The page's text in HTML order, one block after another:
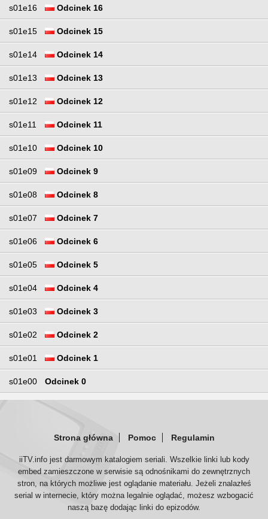
s01e16 Odcinek 16
s01e15 Odcinek 15
s01e14 Odcinek 14
s01e13 Odcinek 13
s01e12 Odcinek 12
s01e11 Odcinek 11
s01e10 Odcinek 10
s01e09 Odcinek 9
s01e08 Odcinek 8
s01e07 Odcinek 7
s01e06 Odcinek 6
s01e05 Odcinek 5
s01e04 Odcinek 4
s01e03 Odcinek 3
s01e02 Odcinek 2
s01e01 Odcinek 1
s01e00 Odcinek 0
Strona główna Pomoc Regulamin
iiTV.info jest darmowym katalogiem seriali. Wszelkie linki lub kody
embed zamieszczone w serwisie są odnośnikami do zewnętrznych
stron, na których możliwe jest oglądanie materiału. Jeżeli znalazłeś
serial w internecie, który można legalnie oglądać, możesz wzbogacić
naszą bazę dodając linki do epizodów.